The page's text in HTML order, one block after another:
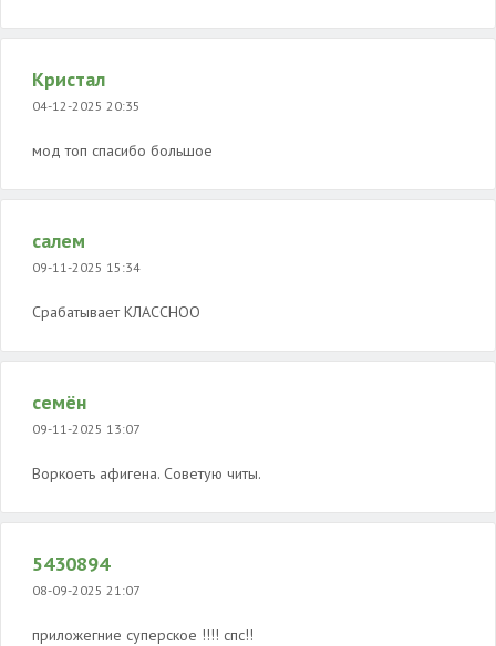
Кристал
04-12-2025 20:35
мод топ спасибо большое
салем
09-11-2025 15:34
Срабатывает КЛАССНОО
семён
09-11-2025 13:07
Воркоеть афигена. Советую читы.
5430894
08-09-2025 21:07
приложегние суперское !!!! спс!!